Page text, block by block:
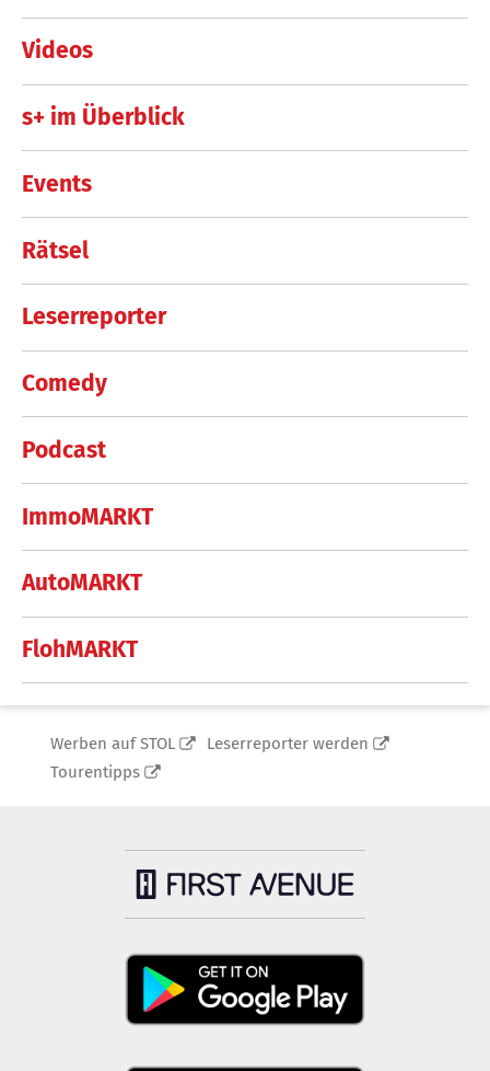
Videos
s+ im Überblick
Events
Rätsel
Leserreporter
Comedy
Podcast
ImmoMARKT
AutoMARKT
FlohMARKT
Werben auf STOL
Leserreporter werden
Tourentipps